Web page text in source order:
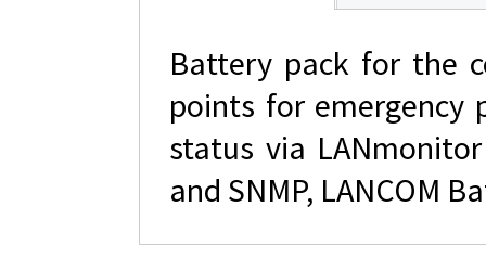
Battery pack for the
points for emergency
status via
and SNMP, LANCOM